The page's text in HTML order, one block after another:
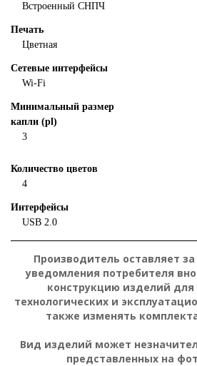
Встроенный СНПЧ
Печать
Цветная
Сетевые интерфейсы
Wi-Fi
Минимальный размер
капли (pl)
3
Количество цветов
4
Интерфейсы
USB 2.0
Производитель оставляет
уведомления потребителя
конструкцию изделий
технологических и
также изменять
Вид изделий может
представленных на